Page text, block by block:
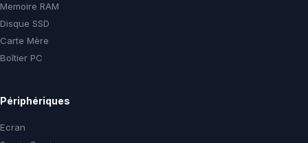
Memoire RAM
Disque SSD
Carte Mère
Boîtier PC
Périphériques
Ecran